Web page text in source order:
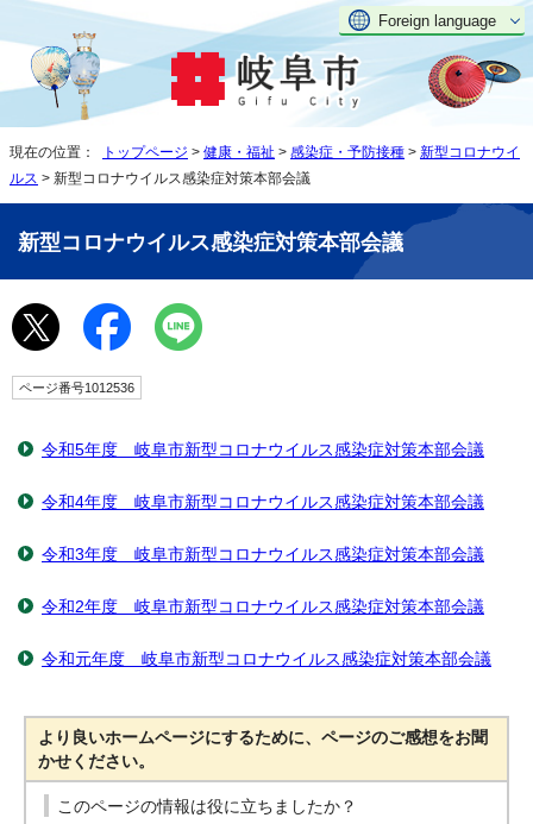
Foreign language
現在の位置： トップページ > 健康・福祉 > 感染症・予防接種 > 新型コロナウイ
ルス > 新型コロナウイルス感染症対策本部会議
新型コロナウイルス感染症対策本部会議
ページ番号1012536
令和5年度 岐阜市新型コロナウイルス感染症対策本部会議
令和4年度 岐阜市新型コロナウイルス感染症対策本部会議
令和3年度 岐阜市新型コロナウイルス感染症対策本部会議
令和2年度 岐阜市新型コロナウイルス感染症対策本部会議
令和元年度 岐阜市新型コロナウイルス感染症対策本部会議
より良いホームページにするために、ページのご感想をお聞
かせください。
このページの情報は役に立ちましたか？